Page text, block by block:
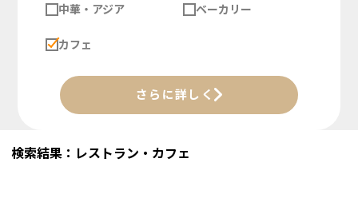
中華・アジア ベーカリー
カフェ
さらに詳しく
検索結果：レストラン・カフェ